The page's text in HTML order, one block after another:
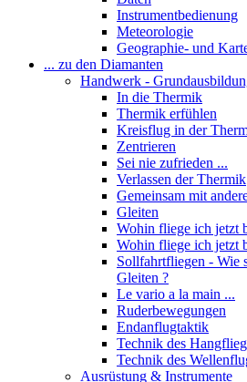
Instrumentbedienung
Meteorologie
Geographie- und
... zu den Diamanten
Handwerk -
In die Thermik
Thermik erfühlen
Kreisflug in der
Zentrieren
Sei nie zufrieden ...
Verlassen der Thermik
Gemeinsam mit
Gleiten
Wohin fliege ich jetzt
Wohin fliege ich jetzt
Sollfahrtfliegen - Wie
Gleiten ?
Le vario a la main ...
Ruderbewegungen
Endanflugtaktik
Technik des
Technik des
Ausrüstung & Instrumente